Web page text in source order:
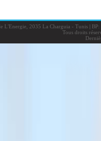
L'Energie, 2035 La Charguia - Tunis |BP:
Tous droits